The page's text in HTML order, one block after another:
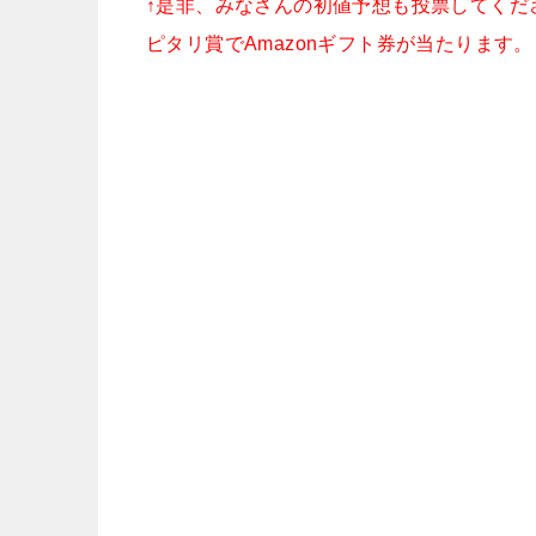
↑是非、みなさんの初値予想も投票してくだ
ピタリ賞でAmazonギフト券が当たります。